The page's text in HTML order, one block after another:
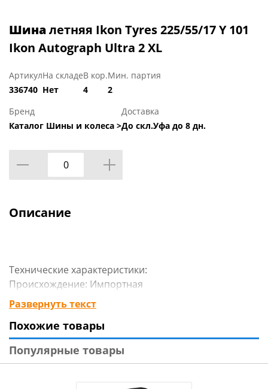
Шиналетняя Ikon Tyres 225/55/17 Y 101
Ikon Autograph Ultra 2 XL
Артикул
336740
На складе
Нет
В кор.
4
Мин. партия
2
Бренд
Каталог Шины и колеса >
Доставка
До скл.Уфа до 8 дн.
Описание
Технические характеристики:
Происхождение: Импортная
Сезон резины: Летняя
Марка: Ikon Tyres
Модель: Ikon Autograph Ultra 2
Диаметр: 17
Ширина: 225
Развернуть текст
Похожие товары
Популярные товары